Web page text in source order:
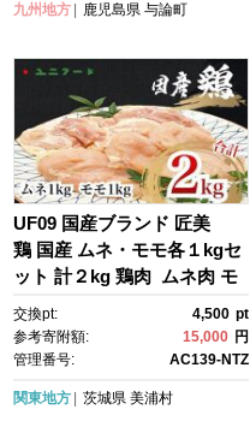
九州地方 鹿児島県 与論町
UF09 国産ブランド 匠美
鶏 国産 ムネ・モモ各１kgセ
ット 計２kg 鶏肉 ムネ肉 モ
モ肉 冷凍 真空 タンパク質 唐
揚げ チキンソテー 煮物 チキ
ン南蛮
交換pt: 4,500 pt
参考寄附額:
15,000 円
管理番号:
AC139-NTZ
関東地方 茨城県 美浦村